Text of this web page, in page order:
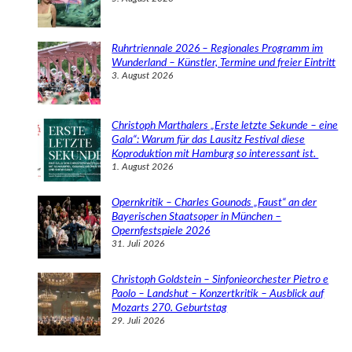
Ruhrtriennale 2026 – Regionales Programm im
Wunderland – Künstler, Termine und freier Eintritt
3. August 2026
Christoph Marthalers „Erste letzte Sekunde – eine
Gala“: Warum für das Lausitz Festival diese
Koproduktion mit Hamburg so interessant ist.
1. August 2026
Opernkritik – Charles Gounods „Faust“ an der
Bayerischen Staatsoper in München –
Opernfestspiele 2026
31. Juli 2026
Christoph Goldstein – Sinfonieorchester Pietro e
Paolo – Landshut – Konzertkritik – Ausblick auf
Mozarts 270. Geburtstag
29. Juli 2026